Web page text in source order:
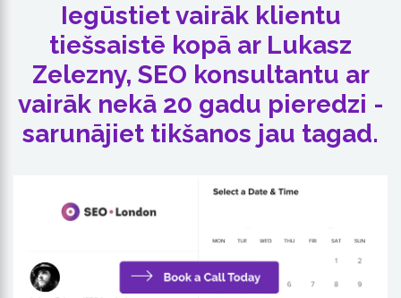
Iegūstiet vairāk klientu
tiešsaistē kopā ar Lukasz
Zelezny, SEO konsultantu ar
vairāk nekā 20 gadu pieredzi -
sarunājiet tikšanos jau tagad.